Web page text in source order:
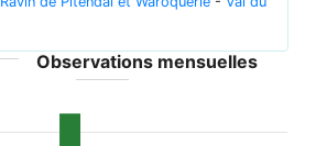
Observations mensuelles